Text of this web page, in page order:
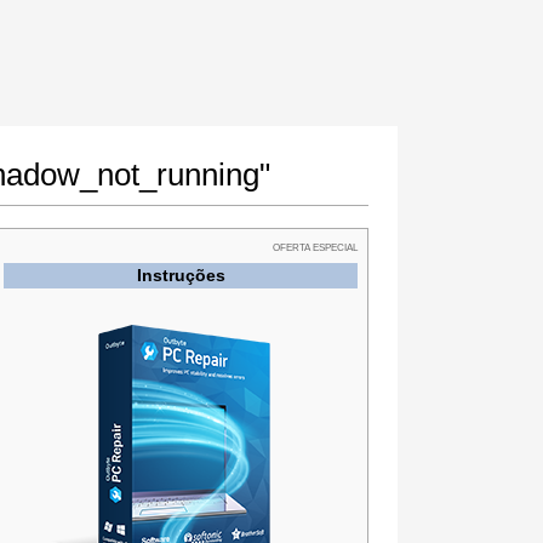
OFERTA ESPECIAL
Instruções